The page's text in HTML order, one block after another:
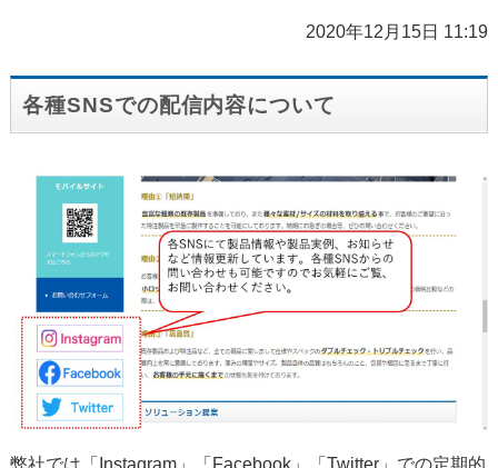
2020年12月15日 11:19
各種SNSでの配信内容について
弊社では「Instagram」「Facebook」「Twitter」での定期的